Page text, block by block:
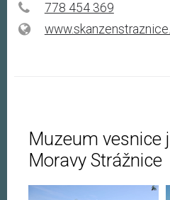
778 454 369
Muzeum vesnice
Moravy Strážnice